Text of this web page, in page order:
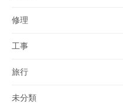
修理
工事
旅行
未分類